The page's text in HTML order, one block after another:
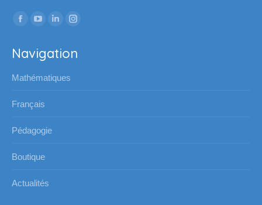
Trouvez nous sur :
La
Facebook
une
fenêtre
YouTube
une
fenêtre
LinkedIn
La
Instagram
Navigation
Mathématiques
Français
Pédagogie
Boutique
Actualités